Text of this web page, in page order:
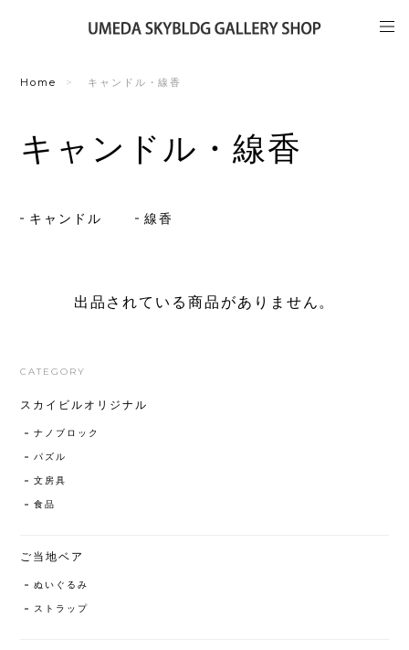
Home キャンドル・線香
キャンドル・線香
キャンドル 線香
出品されている商品がありません。
CATEGORY
スカイビルオリジナル
ナノブロック
パズル
文房具
食品
ご当地ベア
ぬいぐるみ
ストラップ